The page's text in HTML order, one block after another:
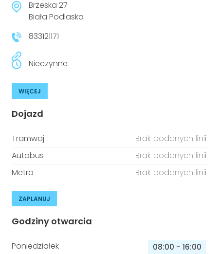
Brzeska 27
Biała Podlaska
833121171
Nieczynne
WIĘCEJ
Dojazd
Tramwaj
Brak podanych linii
Autobus
Brak podanych linii
Metro
Brak podanych linii
ZAPLANUJ
Godziny otwarcia
Poniedziałek 08:00 - 16:00